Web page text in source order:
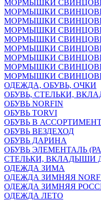
МОРМЫШКИ
МОРМЫШКИ
МОРМЫШКИ
МОРМЫШКИ
МОРМЫШКИ
МОРМЫШКИ
МОРМЫШКИ
МОРМЫШКИ
МОРМЫШКИ
ОДЕЖДА, ОБУВЬ, ОЧКИ
ОБУВЬ, СТЕЛЬКИ,
ОБУВЬ NORFIN
ОБУВЬ TORVI
ОБУВЬ В
ОБУВЬ ВЕЗДЕХОД
ОБУВЬ ДАРИНА
ОБУВЬ ЭЛЕМЕНТАЛЬ
СТЕЛЬКИ, ВКЛАДЫШИ
ОДЕЖДА ЗИМА
ОДЕЖДА ЗИМНЯЯ
ОДЕЖДА ЗИМНЯЯ
ОДЕЖДА ЛЕТО